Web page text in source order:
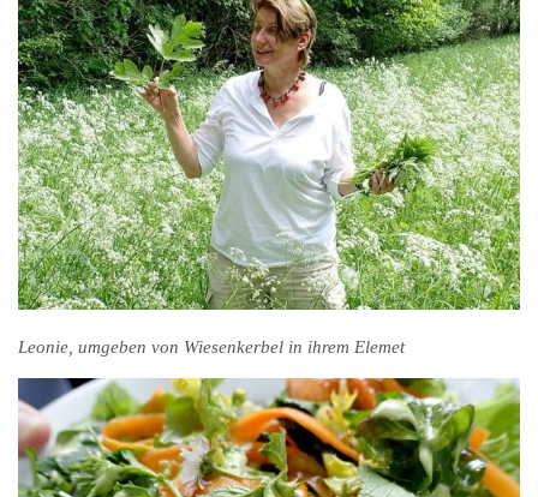
Leonie, umgeben von Wiesenkerbel in ihrem Elemet